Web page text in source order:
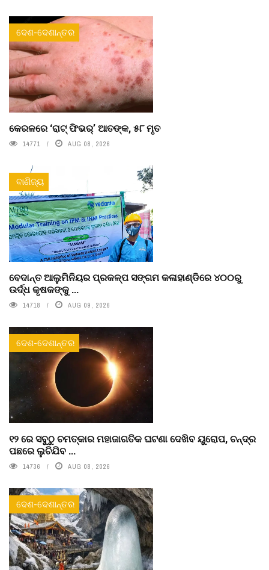
ଦେଶ-ଦେଶାନ୍ତର
କେରଳରେ ‘ରାଟ୍ ଫିଭର୍’ ଆତଙ୍କ, ୫୮ ମୃତ
14771 AUG 08, 2026
ବାଣିଜ୍ୟ
ବେଦାନ୍ତ ଆଲୁମିନିୟର ପ୍ରକଳ୍ପ ସଙ୍ଗମ କଳାହାଣ୍ଡିରେ ୪୦୦ରୁ
ଉର୍ଦ୍ଧ କୃଷକଙ୍କୁ ...
14718 AUG 09, 2026
ଦେଶ-ଦେଶାନ୍ତର
୧୨ ରେ ସବୁଠୁ ଚମତ୍କାର ମହାଜାଗତିକ ଘଟଣା ଦେଖିବ ୟୁରୋପ, ଚନ୍ଦ୍ର
ପଛରେ ଲୁଚିଯିବ ...
14736 AUG 08, 2026
ଦେଶ-ଦେଶାନ୍ତର